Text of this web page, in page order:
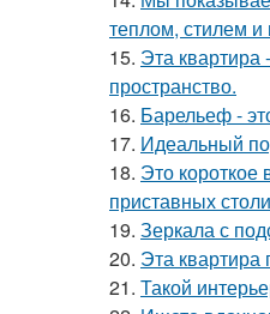
теплом, стилем и
15. Эта
пространство.
16. Барельеф -
17. Идеальный
18. Это короткое
приставных
19. Зеркала с
20. Эта
21. Такой